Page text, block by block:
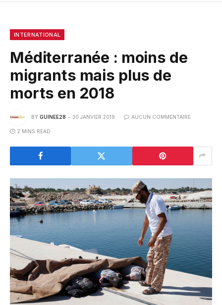
INTERNATIONAL
Méditerranée : moins de
migrants mais plus de
morts en 2018
BY GUINEE28 30 JANVIER 2019 AUCUN COMMENTAIRE
2 MINS READ